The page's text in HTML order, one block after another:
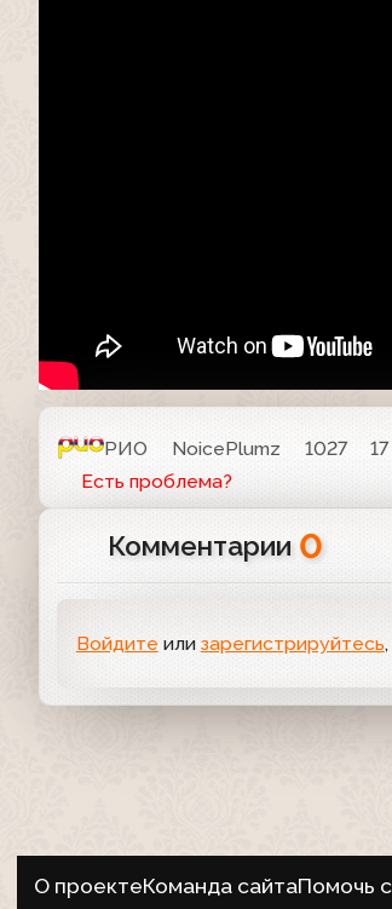
РИО NoicePlumz 1027
Есть проблема?
Комментарии 0
Войдите или зарегистрируйтесь
О проектеКоманда сайтаПомочь